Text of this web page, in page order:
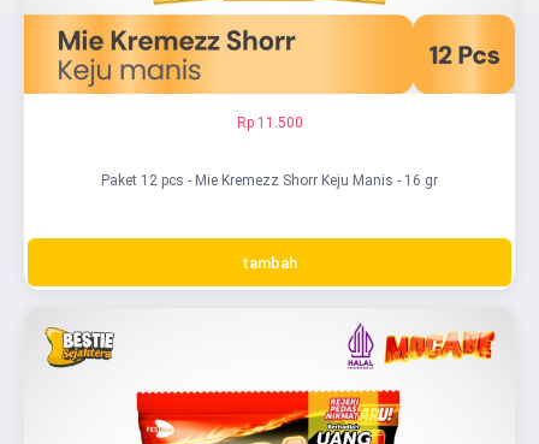
Rp 11.500
Paket 12 pcs - Mie Kremezz Shorr Keju Manis - 16 gr
tambah